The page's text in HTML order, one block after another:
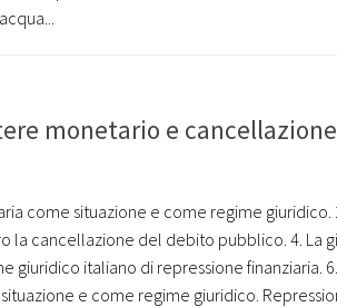
monetario e
come situazione e come regime giuridico.
la cancellazione del debito pubblico. 4. La
giuridico italiano di repressione finanziaria.
e come regime giuridico.